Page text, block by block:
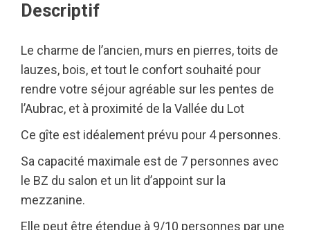
Descriptif
Le charme de l’ancien, murs en pierres, toits de
lauzes, bois, et tout le confort souhaité pour
rendre votre séjour agréable sur les pentes de
l’Aubrac, et à proximité de la Vallée du Lot
Ce gîte est idéalement prévu pour 4 personnes.
Sa capacité maximale est de 7 personnes avec
le BZ du salon et un lit d’appoint sur la
mezzanine.
Elle peut être étendue à 9/10 personnes par une